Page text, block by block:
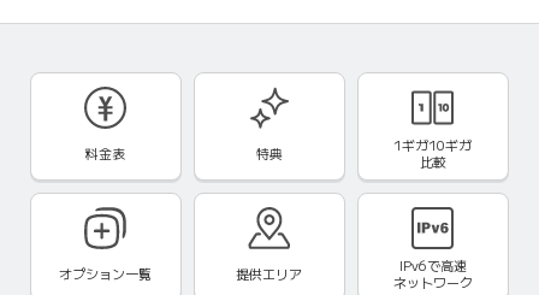
料金表 特典
1ギガ10ギガ
比較
オプション一覧 提供エリア IPv6で高速
ネットワーク